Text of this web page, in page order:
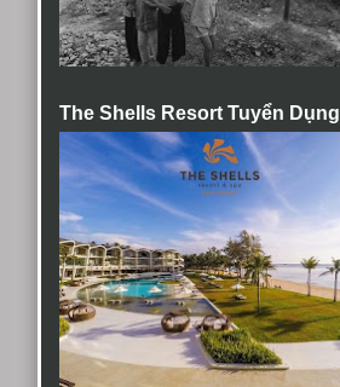
The Shells Resort Tuyển Dụng